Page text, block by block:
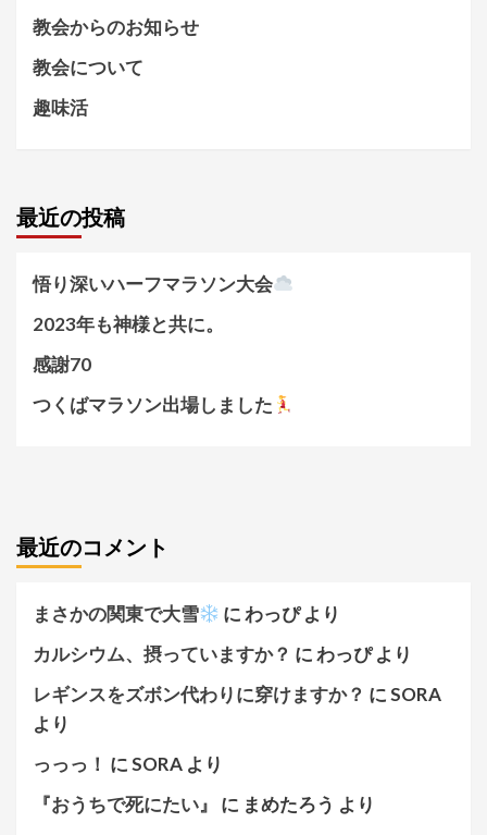
教会からのお知らせ
教会について
趣味活
最近の投稿
悟り深いハーフマラソン大会
2023年も神様と共に。
感謝70
つくばマラソン出場しました
最近のコメント
まさかの関東で大雪 に わっぴより
カルシウム、摂っていますか？ に わっぴより
レギンスをズボン代わりに穿けますか？ にSORA
より
っっっ！ にSORA より
『おうちで死にたい』
に まめたろう より